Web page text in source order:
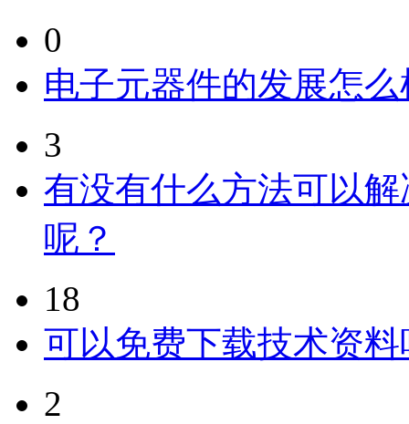
0
电子元器件的发展怎么
3
有没有什么方法可以
呢？
18
可以免费下载技术资料
2